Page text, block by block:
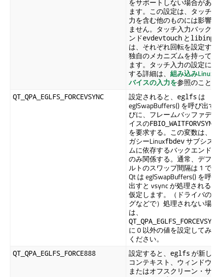
をサポートしない場合があり
ます。この設定は、タッチ入
力を含む他のものには影響し
ません。タッチ入力バックエ
ンドevdevtouch と
は、それぞれ回転を設定する
独自のメカニズムを持ってい
ます。タッチ入力の設定に関
する詳細は、 組み込みLinuxデ
バイスの入力を参照のこと。
QT_QPA_EGLFS_FORCEVSYNC 設定されると、 eglfs は
eglSwapBuffers() を呼び出す
びに、フレームバッファデバ
イスのFBIO_WAITFORVSYNC
を要求する。この変数は、レ
ガシーLinuxfbdevサブシステ
ムに依存するバックエンドに
のみ関係する。通常、デフォ
ルトのスワップ間隔は 1 で、
Qt は eglSwapBuffers() を呼び
出すと vsync が処理されると
仮定します。（ドライバのバ
グなどで）処理されない場合
は、
QT_QPA_EGLFS_FORCEVSYNC
に 0 以外の値を設定してみて
ください。
QT_QPA_EGLFS_FORCE888 設定すると、 eglfs が新しい
コンテキスト、ウィンドウ、
またはオフスクリーン・サー